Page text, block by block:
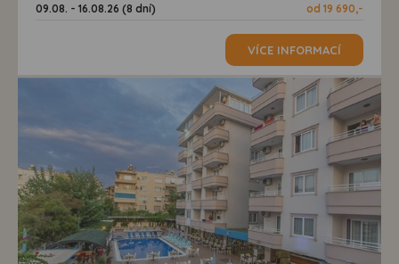
09.08. - 16.08.26 (8 dní)
od 19 690,-
VÍCE INFORMACÍ